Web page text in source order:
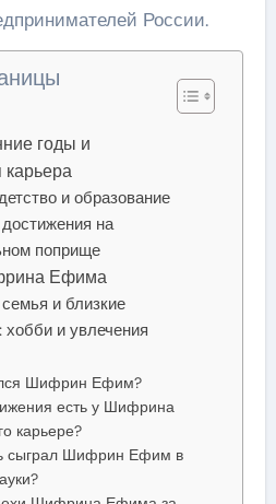
России.
годы и
и образование
на
поприще
Ефима
и близкие
и увлечения
Шифрин Ефим?
есть у Шифрина
карьере?
сыграл Шифрин Ефим в